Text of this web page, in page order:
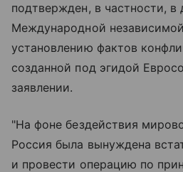
подтвержден, в частности, в
Международной
установлению фактов
созданной под эгидой
заявлении.
"На фоне бездействия
Россия была вынуждена
и провести операцию по